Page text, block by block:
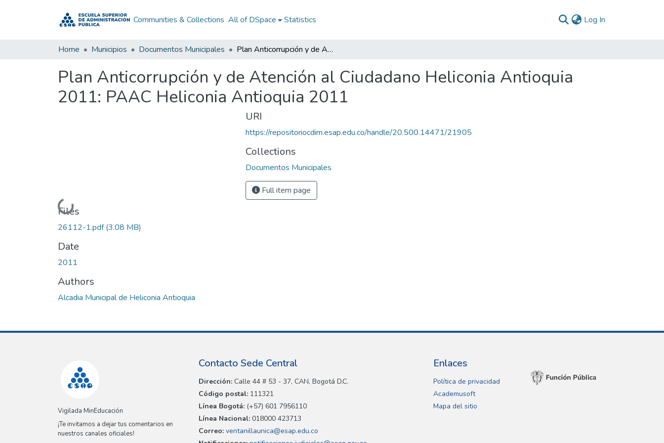
Communities & Collections All of DSpace Statistics Log In
Home Municipios Documentos Municipales Plan Anticorrupción y de Atención al Ciudadano Heliconia Antioquia 2011: PAAC Heliconia Antioquia 2011
Plan Anticorrupción y de Atención al Ciudadano Heliconia Antioquia
2011: PAAC Heliconia Antioquia 2011
Loading...
Files
26112-1.pdf(3.08 MB)
Date
2011
Authors
Alcadia Municipal de Heliconia Antioquia
URI
https://repositoriocdim.esap.edu.co/handle/20.500.14471/21905
Collections
Documentos Municipales
Full item page
Vigilada MinEducación
¡Te invitamos a dejar tus comentarios en
nuestros canales oficiales!
Contacto Sede Central
Dirección: Calle 44 # 53 - 37, CAN, Bogotá D.C.
Código postal: 111321
Línea Bogotá: (+57) 601 7956110
Línea Nacional: 018000 423713
Correo: ventanillaunica@esap.edu.co
Enlaces
Política de privacidad
Academusoft
Mapa del sitio